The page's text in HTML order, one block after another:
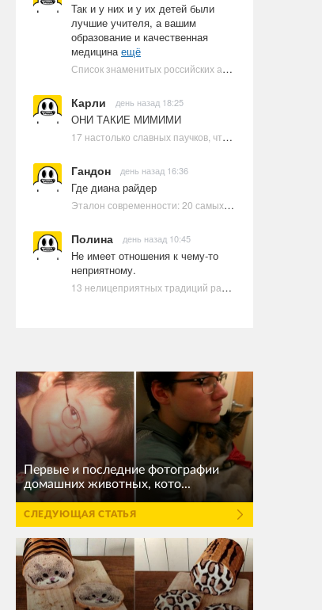
Так и у них и у их детей были
лучшие учителя, а вашим
образование и качественная
медицинаещё
Список знаменитых российских артистов-евреев | Ультрамарин
Карли день назад 18:25
ОНИ ТАКИЕ МИМИМИ
17 настолько славных паучков, что даже у арахнофобов появится желание их погладить
Гандон день назад 16:36
Где диана райдер
Эталон современности: 20 самых красивых и привлекательных актрис Голливуда, по мнению Google | Ультрамарин
Полина день назад 10:45
Не имеет отношения к чему-то
неприятному.
13 нелицеприятных традиций разных стран, которые могут шокировать неподготовленного человека
Первые и последние фотографии
домашних животных, кото...
СЛЕДУЮЩАЯ СТАТЬЯ